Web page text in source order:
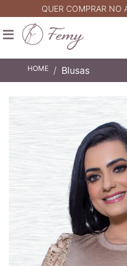
QUER COMPRAR NO
HOME Blusas